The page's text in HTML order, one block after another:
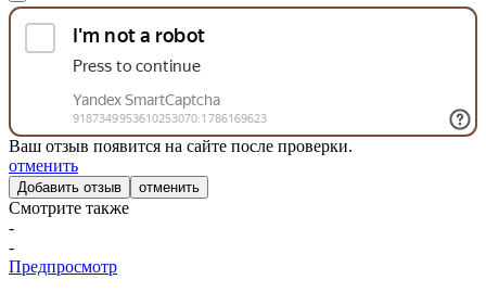
Ваш отзыв появится на сайте после проверки.
отменить
отменить
Смотрите также
-
-
Предпросмотр